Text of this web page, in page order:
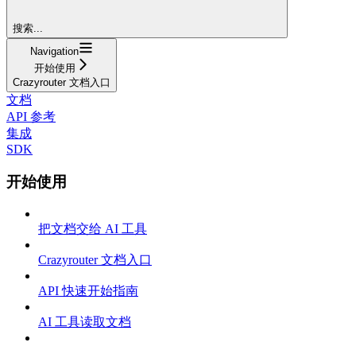
搜索...
Navigation
开始使用
Crazyrouter 文档入口
文档
API 参考
集成
SDK
开始使用
把文档交给 AI 工具
Crazyrouter 文档入口
API 快速开始指南
AI 工具读取文档